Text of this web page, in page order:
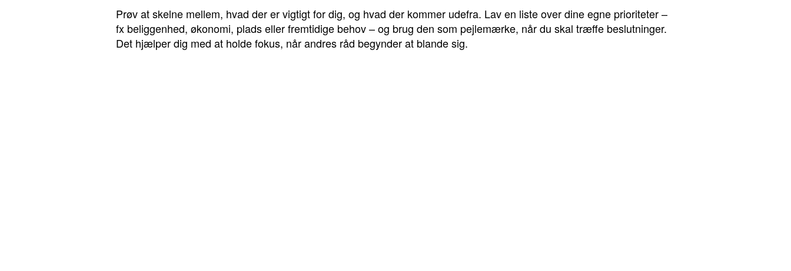
Prøv at skelne mellem, hvad der er vigtigt for dig, og hvad der kommer udefra. Lav en liste over dine egne prioriteter –
fx beliggenhed, økonomi, plads eller fremtidige behov – og brug den som pejlemærke, når du skal træffe beslutninger.
Det hjælper dig med at holde fokus, når andres råd begynder at blande sig.